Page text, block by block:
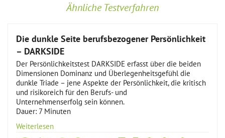
Ähnliche Testverfahren
Die dunkle Seite berufsbezogener Persönlichkeit
– DARKSIDE
Der Persönlichkeitstest DARKSIDE erfasst über die beiden
Dimensionen Dominanz und Überlegenheitsgefühl die
dunkle Triade – jene Aspekte der Persönlichkeit, die kritisch
und risikoreich für den Berufs- und
Unternehmenserfolg sein können.
Dauer: 7 Minuten
Weiterlesen